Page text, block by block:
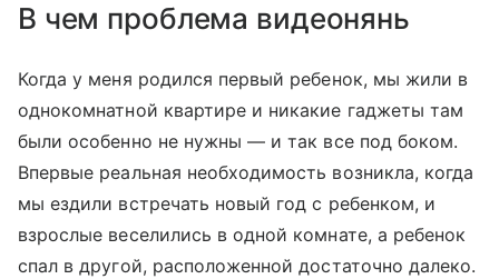
В чем проблема видеонянь
Когда у меня родился первый ребенок, мы жили в
однокомнатной квартире и никакие гаджеты там
были особенно не нужны — и так все под боком.
Впервые реальная необходимость возникла, когда
мы ездили встречать новый год с ребенком, и
взрослые веселились в одной комнате, а ребенок
спал в другой, расположенной достаточно далеко.